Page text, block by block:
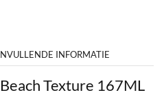
INFORMATIE
Texture 167ML